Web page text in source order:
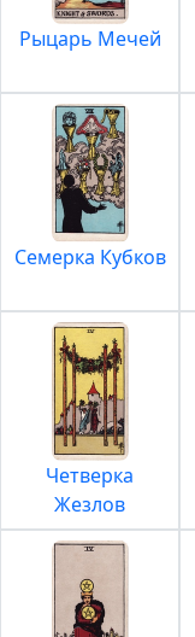
Рыцарь Мечей
Семерка Кубков
Четверка
Жезлов